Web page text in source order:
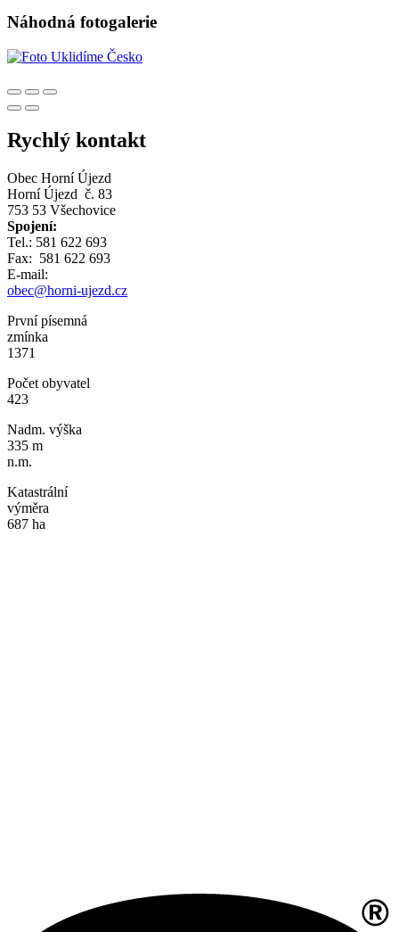
Náhodná fotogalerie
Rychlý kontakt
Obec Horní Újezd
Horní Újezd č. 83
753 53 Všechovice
Spojení:
Tel.: 581 622 693
Fax: 581 622 693
E-mail:
obec@horni-ujezd.cz
První písemná
zmínka
1371
Počet obyvatel
423
Nadm. výška
335 m
n.m.
Katastrální
výměra
687 ha